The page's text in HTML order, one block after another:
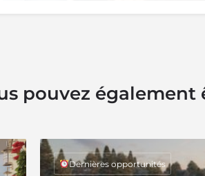
pouvez également
Dernières opportunités